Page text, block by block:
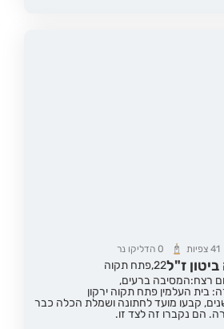
41 צפיות 0הדליקו נר
ז"ל22,פתח תקוה
רצח:המסיבה ברעים,
בית העלמין פתח תקוה ירקון
ואלירן היו יחד 6 שנים, קבעו מועד לחתונה ושמלת הכלה כבר
הם נקברו זה לצד זו.